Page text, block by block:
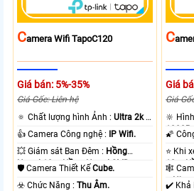
CAmera Wifi TapoC120
Giá bán: 5%-35%
Giá Gốc: Liên hệ
🔅 Chất lượng hình Ảnh :Ultra 2k +
.
👍 Camera Công nghệ :
IP Wifi.
💥 Giám sát Ban Đêm : Hồng
Ngoại 10m Hồng Ngoại SMD.
🛡 Camera Thiết KếCube.
️☣️ Chức Năng :Thu Âm.
C
Giá
Giá
🔆
1080P .
10m
🕸️
+